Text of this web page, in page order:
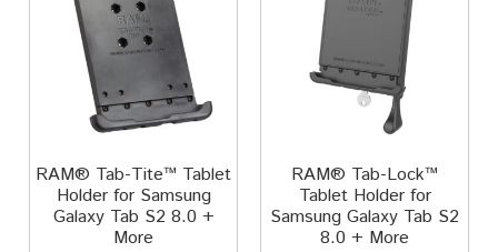
RAM® Tab-Tite™ Tablet
Holder for Samsung
Galaxy Tab S2 8.0 +
More
RAM® Tab-Lock™
Tablet Holder for
Samsung Galaxy Tab S2
8.0 + More